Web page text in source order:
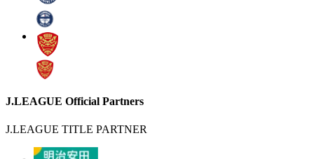
J.LEAGUE Official Partners
J.LEAGUE TITLE PARTNER